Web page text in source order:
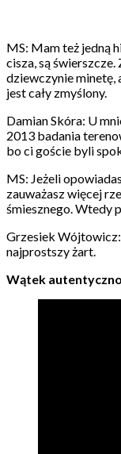
MS: Mam też jedną
cisza, są
dziewczynie minetę,
jest cały zmyślony.
Damian Skóra: U
2013 badania
bo ci goście byli
MS: Jeżeli
zauważasz więcej
śmiesznego. Wtedy
Grzesiek Wójtowicz:
najprostszy żart.
Wątek